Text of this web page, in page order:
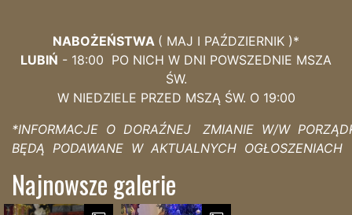
NABOŻEŃSTWA ( MAJ I PAŹDZIERNIK )*
LUBIŃ - 18:00 PO NICH W DNI POWSZEDNIE MSZA
ŚW.
W NIEDZIELE PRZED MSZĄ ŚW. O 19:00
*INFORMACJE O DORAŹNEJ ZMIANIE W/W
BĘDĄ PODAWANE W AKTUALNYCH OGŁOSZENIACH
Najnowsze galerie